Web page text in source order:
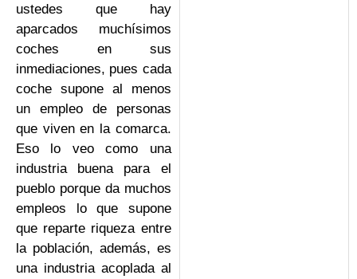
ustedes que hay
aparcados muchísimos
coches en sus
inmediaciones, pues cada
coche supone al menos
un empleo de personas
que viven en la comarca.
Eso lo veo como una
industria buena para el
pueblo porque da muchos
empleos lo que supone
que reparte riqueza entre
la población, además, es
una industria acoplada al